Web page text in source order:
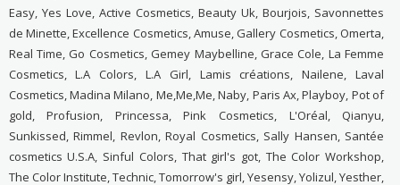
Easy, Yes Love, Active Cosmetics, Beauty Uk, Bourjois, Savonnettes
de Minette, Excellence Cosmetics, Amuse, Gallery Cosmetics, Omerta,
Real Time, Go Cosmetics, Gemey Maybelline, Grace Cole, La Femme
Cosmetics, L.A Colors, L.A Girl, Lamis créations, Nailene, Laval
Cosmetics, Madina Milano, Me,Me,Me, Naby, Paris Ax, Playboy, Pot of
gold, Profusion, Princessa, Pink Cosmetics, L'Oréal, Qianyu,
Sunkissed, Rimmel, Revlon, Royal Cosmetics, Sally Hansen, Santée
cosmetics U.S.A, Sinful Colors, That girl's got, The Color Workshop,
The Color Institute, Technic, Tomorrow's girl, Yesensy, Yolizul, Yesther,